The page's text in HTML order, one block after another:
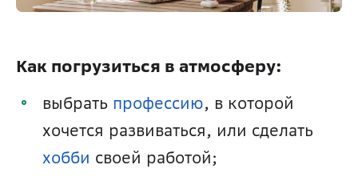
Как погрузиться в атмосферу:
выбрать профессию, в которой
хобби своей работой;